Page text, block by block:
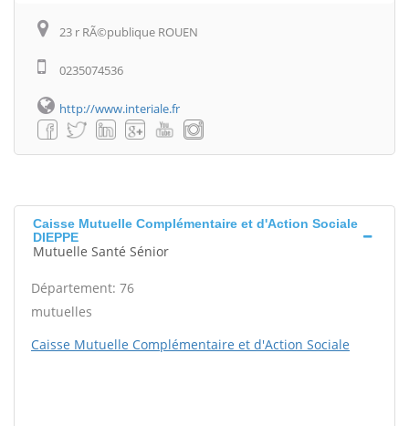
23 r RÃ©publique ROUEN
0235074536
http://www.interiale.fr
Caisse Mutuelle Complémentaire et d'Action Sociale
DIEPPE
Mutuelle Santé Sénior
Département: 76
mutuelles
Caisse Mutuelle Complémentaire et d'Action Sociale